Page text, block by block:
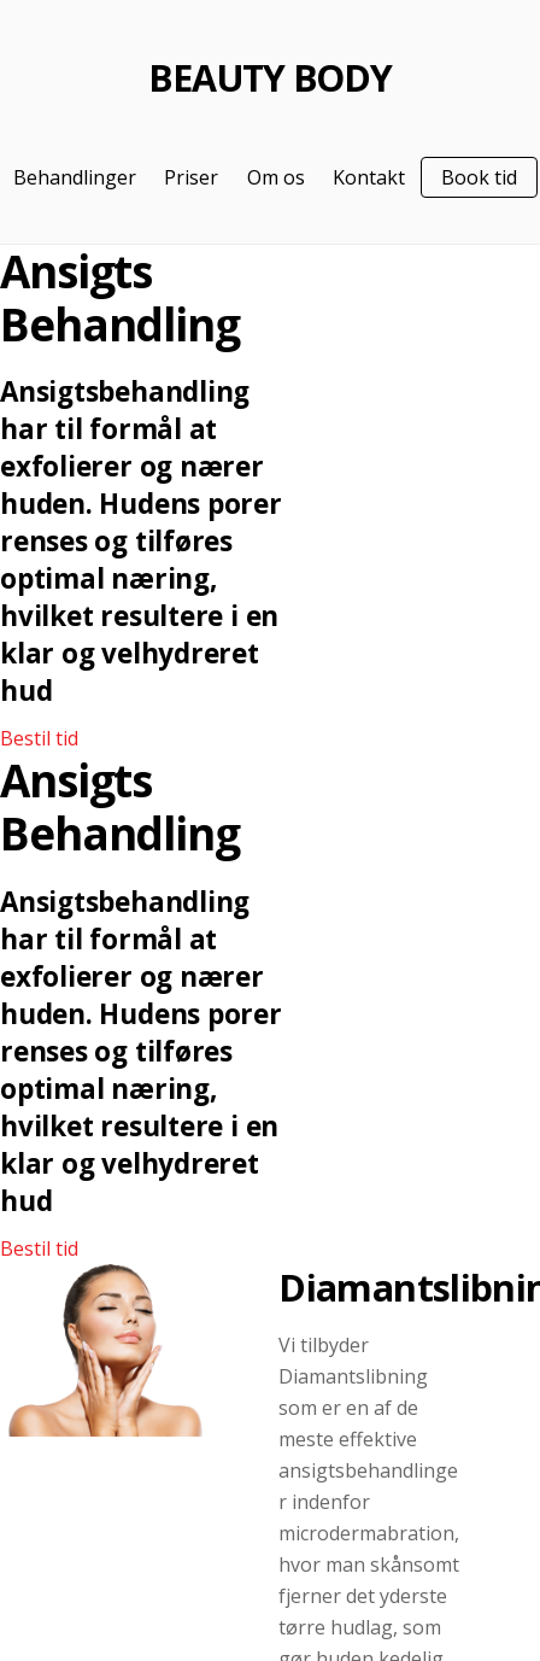
BEAUTY BODY
Behandlinger Priser Om os Kontakt Book tid
Ansigts
Behandling
Ansigtsbehandling
har til formål at
exfolierer og nærer
huden. Hudens porer
renses og tilføres
optimal næring,
hvilket resultere i en
klar og velhydreret
hud
Bestil tid
Ansigts
Behandling
Ansigtsbehandling
har til formål at
exfolierer og nærer
huden. Hudens porer
renses og tilføres
optimal næring,
hvilket resultere i en
klar og velhydreret
hud
Bestil tid
Vi tilbyder
Diamantslibning
som er en af de
meste effektive
ansigtsbehandlinge
r indenfor
microdermabration,
hvor man skånsomt
fjerner det yderste
tørre hudlag, som